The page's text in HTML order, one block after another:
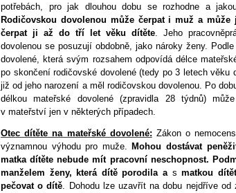
potřebách, pro jak dlouhou dobu se rozhodne a
Rodičovskou dovolenou může čerpat i muž a
čerpat ji až do tří let věku dítěte . Jeho
dovolenou se posuzují obdobně, jako nároky ženy.
dovolené, která svým rozsahem odpovídá délce
po skončení rodičovské dovolené (tedy po 3 letech
již od jeho narození a měl rodičovskou dovolenou. Po
délkou mateřské dovolené (zpravidla 28 týdnů)
v mateřství jen v některých případech.
Otec dítěte na mateřské dovolené: Zákon o
významnou výhodu pro muže. Mohou dostávat
matka dítěte nebude mít pracovní neschopnost.
manželem ženy, která dítě porodila as matkou
pečovat o dítě. Dohodu lze uzavřít na dobu nejdříve